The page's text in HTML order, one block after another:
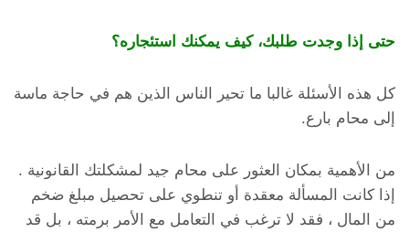
حتى إذا وجدت طلبك، كيف يمكنك استئجاره؟
كل هذه الأسئلة غالبا ما تحير الناس الذين هم في حاجة ماسة
إلى محام بارع.
من الأهمية بمكان العثور على محام جيد لمشكلتك القانونية .
إذا كانت المسألة معقدة أو تنطوي على تحصيل مبلغ ضخم
من المال ، فقد لا ترغب في التعامل مع الأمر برمته ، بل قد